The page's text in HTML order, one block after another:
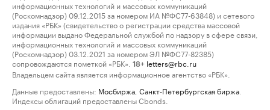
информационных технологий и массовых коммуникаций
(Роскомнадзор) 09.12.2015 за номером ИА №ФС77-63848) и сетевого
издания «РБК» (свидетельство о регистрации средства массовой
информации выдано Федеральной службой по надзору в сфере связи,
информационных технологий и массовых коммуникаций
(Роскомнадзор) 03.12.2021 за номером ЭЛ №ФС77-82385)
сопровождаются пометкой «РБК».
18+ letters@rbc.ru
Владельцем сайта является информационное агентство «РБК».
Данные предоставлены: Мосбиржа Санкт-Петербургская биржа
Индексы облигаций предоставлены Cbonds.